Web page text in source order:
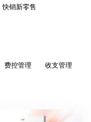
快销新零售
费控管理 收支管理